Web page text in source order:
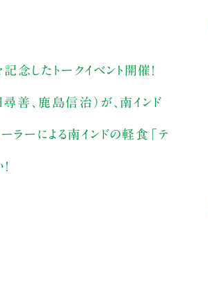
したトークイベント開催！
善、鹿島信治）が、南インド
ラーによる南インドの軽食「テ